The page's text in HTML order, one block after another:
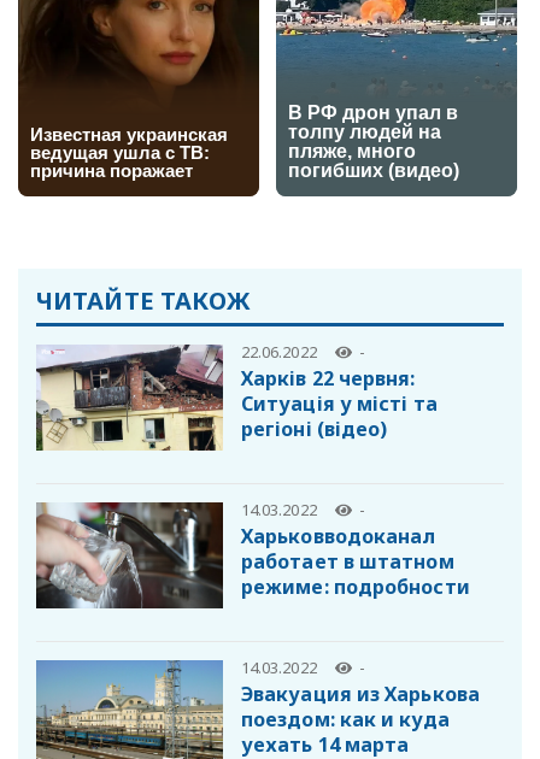
ЧИТАЙТЕ ТАКОЖ
22.06.2022 -
Харків 22 червня:
Cитуація у місті та
регіоні (відео)
14.03.2022 -
Харьковводоканал
работает в штатном
режиме: подробности
14.03.2022 -
Эвакуация из Харькова
поездом: как и куда
уехать 14 марта